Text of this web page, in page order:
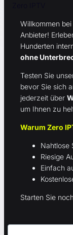
Willkommen bei
Anbieter!
Hunderten
ohne
Testen Sie
bevor Sie sich
jederzeit über
um Ihnen zu
Warum Zero
Nahtlose
Riesige
Einfach
Starten Sie
Quick Links